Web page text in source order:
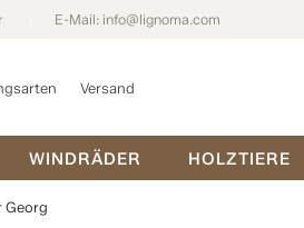
E-Mail: info@lignoma.com
Versand
WINDRÄDER HOLZTIERE
Georg